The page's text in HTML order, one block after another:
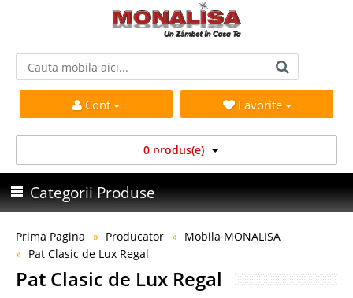
Cont Favorite
0 produs(e)
Categorii Produse
Prima Pagina Producator
Mobila MONALISA
Pat Clasic de Lux Regal
Pat Clasic de Lux Regal